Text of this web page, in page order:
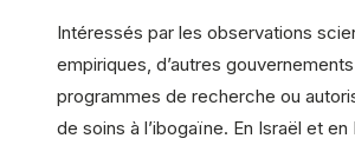
Intéressés par les observations
empiriques, d’autres
programmes de recherche ou
de soins à l’ibogaïne. En Israël et en